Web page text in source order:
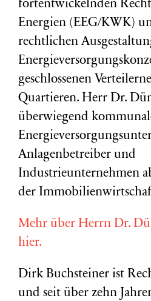
fortentwickelnden
Energien (EEG/KWK)
rechtlichen
geschlossenen
Quartieren. Herr Dr.
überwiegend
Anlagenbetreiber und
Industrieunternehmen
der
Mehr über Herrn Dr.
hier.
Dirk Buchsteiner ist
und seit über zehn